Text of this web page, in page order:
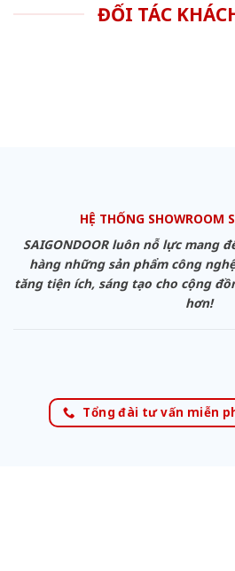
ĐỐI TÁC
HỆ THỐNG SHOWROOM
SAIGONDOOR luôn nỗ lực mang
hàng những sản phẩm công
tăng tiện ích, sáng tạo cho cộng
hơn!
Tổng đài tư vấn miễn